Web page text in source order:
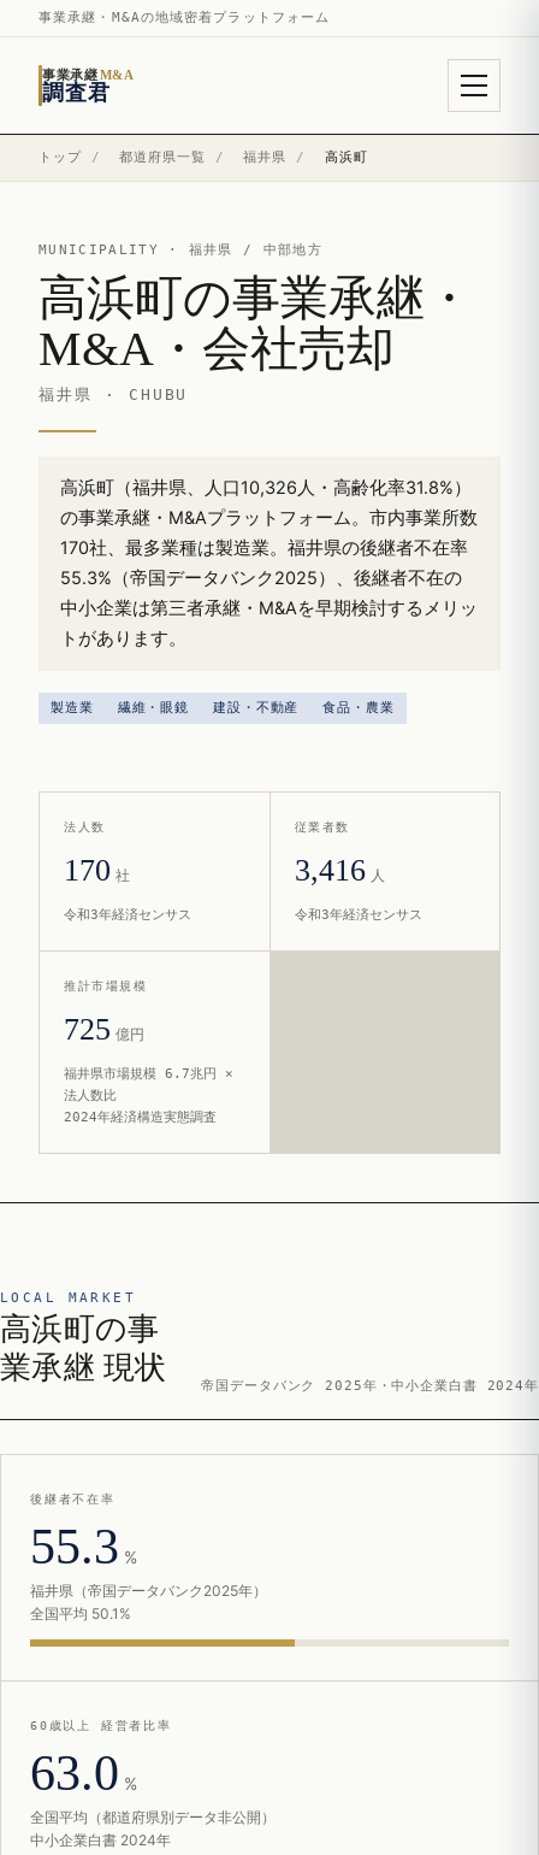
事業承継・M&Aの地域密着プラットフォーム
事業承継M&A
調査君
トップ / 都道府県一覧 / 福井県 / 高浜町
MUNICIPALITY · 福井県 / 中部地方
高浜町の事業承継・
M&A・会社売却
福井県 · CHUBU
高浜町（福井県、人口10,326人・高齢化率31.8%）
の事業承継・M&Aプラットフォーム。市内事業所数
170社、最多業種は製造業。福井県の後継者不在率
55.3%（帝国データバンク2025）、後継者不在の
中小企業は第三者承継・M&Aを早期検討するメリッ
トがあります。
製造業 繊維・眼鏡 建設・不動産 食品・農業
法人数
170 社
令和3年経済センサス
従業者数
3,416 人
令和3年経済センサス
推計市場規模
725 億円
福井県市場規模 6.7兆円 ×
法人数比
2024年経済構造実態調査
LOCAL MARKET
高浜町の事
業承継 現状
帝国データバンク 2025年・中小企業白書 2024年
後継者不在率
55.3 %
福井県（帝国データバンク2025年）
全国平均 50.1%
60歳以上 経営者比率
63.0 %
全国平均（都道府県別データ非公開）
中小企業白書 2024年